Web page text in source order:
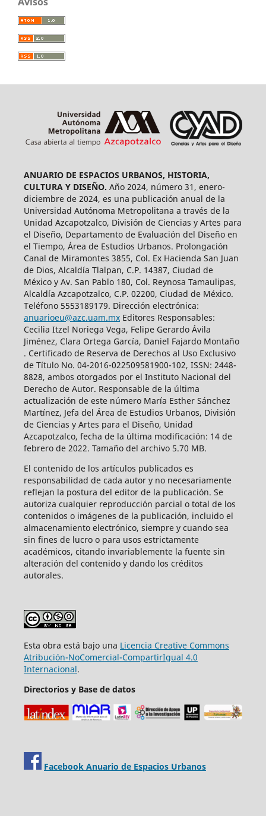
ANUARIO DE ESPACIOS URBANOS, HISTORIA,
CULTURA Y DISEÑO. Año 2024, número 31, enero-
diciembre de 2024, es una publicación anual de la
Universidad Autónoma Metropolitana a través de la
Unidad Azcapotzalco, División de Ciencias y Artes para
el Diseño, Departamento de Evaluación del Diseño en
el Tiempo, Área de Estudios Urbanos. Prolongación
Canal de Miramontes 3855, Col. Ex Hacienda San Juan
de Dios, Alcaldía Tlalpan, C.P. 14387, Ciudad de
México y Av. San Pablo 180, Col. Reynosa Tamaulipas,
Alcaldía Azcapotzalco, C.P. 02200, Ciudad de México.
Teléfono 5553189179. Dirección electrónica:
anuarioeu@azc.uam.mxEditores Responsables:
Cecilia Itzel Noriega Vega, Felipe Gerardo Ávila
Jiménez, Clara Ortega García, Daniel Fajardo Montaño
. Certificado de Reserva de Derechos al Uso Exclusivo
de Título No. 04-2016-022509581900-102, ISSN: 2448-
8828, ambos otorgados por el Instituto Nacional del
Derecho de Autor. Responsable de la última
actualización de este número María Esther Sánchez
Martínez, Jefa del Área de Estudios Urbanos, División
de Ciencias y Artes para el Diseño, Unidad
Azcapotzalco, fecha de la última modificación: 14 de
febrero de 2022. Tamaño del archivo 5.70 MB.
El contenido de los artículos publicados es
responsabilidad de cada autor y no necesariamente
reflejan la postura del editor de la publicación. Se
autoriza cualquier reproducción parcial o total de los
contenidos o imágenes de la publicación, incluido el
almacenamiento electrónico, siempre y cuando sea
sin fines de lucro o para usos estrictamente
académicos, citando invariablemente la fuente sin
alteración del contenido y dando los créditos
autorales.
Esta obra está bajo una Licencia Creative Commons
Atribución-NoComercial-CompartirIgual 4.0
Internacional.
Directorios y Base de datos
Facebook Anuario de Espacios Urbanos